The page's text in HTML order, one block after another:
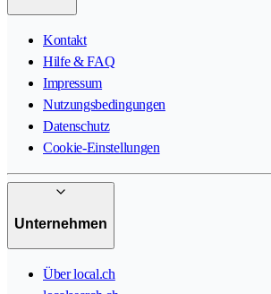
Kontakt
Hilfe & FAQ
Impressum
Nutzungsbedingungen
Datenschutz
Cookie-Einstellungen
Unternehmen
Über local.ch